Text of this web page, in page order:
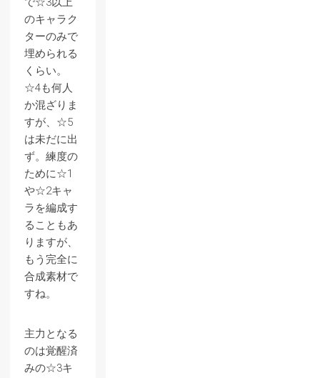
のキャラク
ターのみで
埋められる
くらい。
☆4も何人
か混ざりま
すが、☆5
は未だに出
ず。練度の
ために☆1
や☆2キャ
ラを編成す
ることもあ
りますが、
もう完全に
合成素材で
すね。
主力となる
のは覚醒済
みの☆3キ